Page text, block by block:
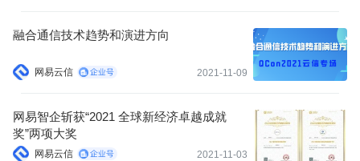
融合通信技术趋势和演进方向
网易云信 2021-11-09
网易智企斩获“2021 全球新经济卓越成就
奖”两项大奖
网易云信 2021-11-03